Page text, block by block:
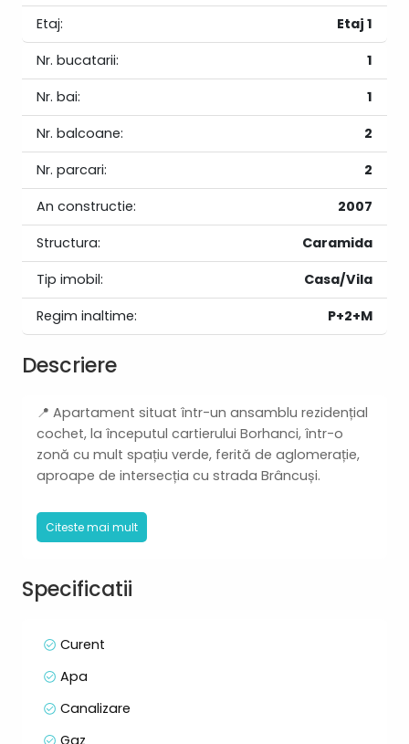
Etaj:
Etaj 1
Nr. bucatarii:
1
Nr. bai:
1
Nr. balcoane:
2
Nr. parcari:
2
An constructie:
2007
Structura:
Caramida
Tip imobil:
Casa/Vila
Regim inaltime:
P+2+M
Descriere
📍 Apartament situat într-un ansamblu rezidențial
cochet, la începutul cartierului Borhanci, într-o
zonă cu mult spațiu verde, ferită de aglomerație,
aproape de intersecția cu strada Brâncuși.
🏡 Detalii apartament:
• Etaj 1 din 2, într-un imobil construit în 2007
• 2 balcoane deschise însumând 18,26 mp
• Compartimentare:
• 2 dormitoare decomandate
🚗 2 locuri de parcare incluse (în cota parte)
Citeste mai mult
Specificatii
Curent
Apa
Canalizare